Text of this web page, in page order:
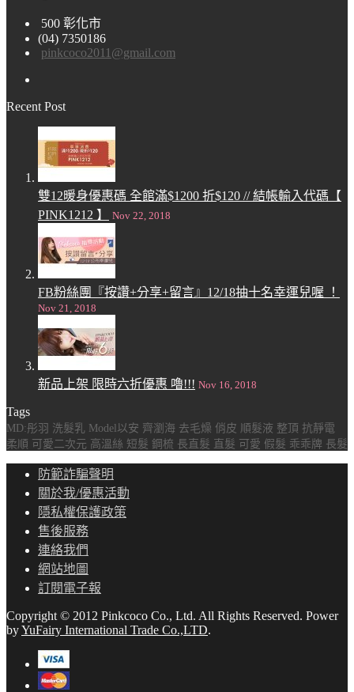
500 彰化市
(04) 7350186
pinkcoco2011@gmail.com
Recent Post
雙12暖身優惠碼 全館滿$1200 折$120 // 結帳輸入代碼【
PINK1212 】
Nov 22, 2018
FB粉絲團『按讚+分享+留言』12/18抽十名幸運兒喔 ！
Nov 21, 2018
新品上架 限時六折優惠 嚕!!! Nov 16, 2018
Tags
MD:彤羽 洗髮乳 Model以安 齊瀏海 去毛燥 俏皮 順髮液 整頂 抗靜電
柔順 可愛二次元 高溫絲 短髮 鋼梳 長直髮 直髮 可愛 假髮 乖乖牌 長髮
防範詐騙聲明
關於我/優惠活動
隱私權保護政策
售後服務
連絡我們
網站地圖
訂閱電子報
Copyright © 2012 Pinkcoco Co., Ltd. All Rights Reserved. Power
byYuFairy International Trade Co.,LTD.